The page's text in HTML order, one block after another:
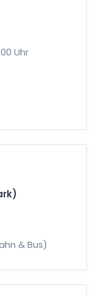
Curry mit
und Limette.
auf Spießen
Uhr
& Bus)